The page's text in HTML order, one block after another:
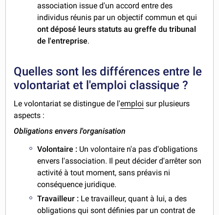
association issue d'un accord entre des
individus réunis par un objectif commun et qui
ont déposé leurs statuts au greffe du tribunal
de l'entreprise.
Quelles sont les différences entre le
volontariat et l'emploi classique ?
Le volontariat se distingue de l'emploi sur plusieurs
aspects :
Obligations envers l'organisation
Volontaire : Un volontaire n'a pas d'obligations
envers l'association. Il peut décider d'arrêter son
activité à tout moment, sans préavis ni
conséquence juridique.
Travailleur : Le travailleur, quant à lui, a des
obligations qui sont définies par un contrat de